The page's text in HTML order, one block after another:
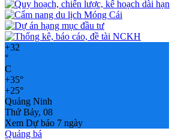
+32
°
C
+35°
+25°
Quảng Ninh
Thứ Bảy, 08
Xem Dự báo 7 ngày
Quảng bá